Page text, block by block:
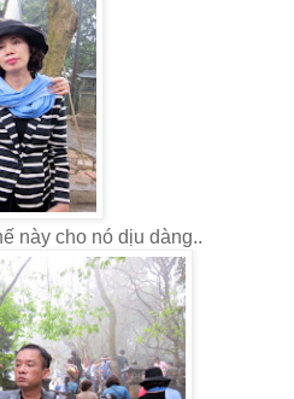
này cho nó dịu dàng..